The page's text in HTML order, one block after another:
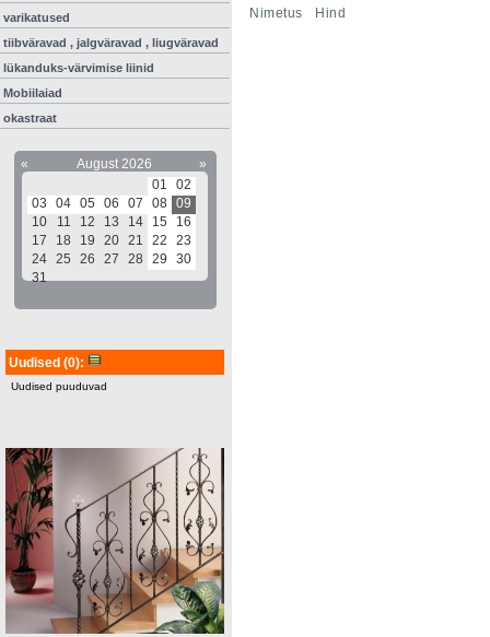
varikatused
tiibväravad , jalgväravad , liugväravad
lükanduks-värvimise liinid
Mobiilaiad
okastraat
« August 2026
»
01
02
03
04 05 06 07 08 09
10
11 12 13 14 15
16
17
18 19 20 21 22
23
24 25 26 27 28 29
30
31
Uudised (0):
Uudised puuduvad
Nimetus Hind